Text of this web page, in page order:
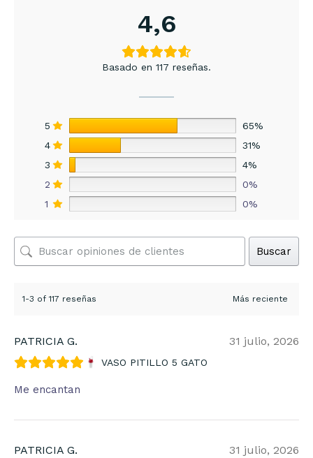
4,6
Basado en 117 reseñas.
5
65%
4
31%
3
4%
2
0%
1
0%
Buscar
1-3 of 117 reseñas
PATRICIA G. 31 julio, 2026
VASO PITILLO 5 GATO
Me encantan
PATRICIA G. 31 julio, 2026